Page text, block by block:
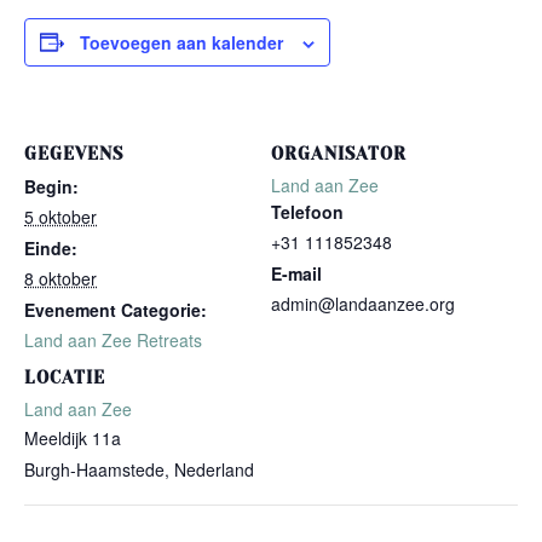
Toevoegen aan kalender
GEGEVENS
Begin:
5 oktober
Einde:
8 oktober
Evenement Categorie:
Land aan Zee Retreats
LOCATIE
Land aan Zee
Meeldijk 11a
Burgh-Haamstede, Nederland
ORGANISATOR
Land aan Zee
Telefoon
+31 111852348
E-mail
admin@landaanzee.org